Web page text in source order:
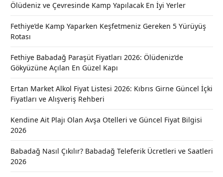
Ölüdeniz ve Çevresinde Kamp Yapılacak En İyi Yerler
Fethiye’de Kamp Yaparken Keşfetmeniz Gereken 5 Yürüyüş
Rotası
Fethiye Babadağ Paraşüt Fiyatları 2026: Ölüdeniz’de
Gökyüzüne Açılan En Güzel Kapı
Ertan Market Alkol Fiyat Listesi 2026: Kıbrıs Girne Güncel İçki
Fiyatları ve Alışveriş Rehberi
Kendine Ait Plajı Olan Avşa Otelleri ve Güncel Fiyat Bilgisi
2026
Babadağ Nasıl Çıkılır? Babadağ Teleferik Ücretleri ve Saatleri
2026